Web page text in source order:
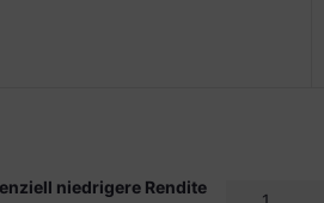
niedrigere Rendite